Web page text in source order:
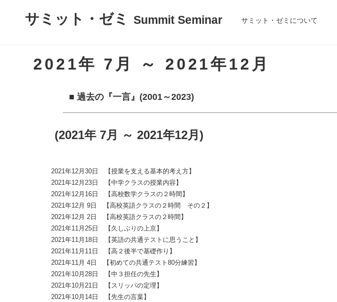
サミット・ゼミ Summit Seminar サミット・ゼミについて
2021年 7月 ～ 2021年12月
■ 過去の『一言』(2001～2023)
(2021年 7月 ～ 2021年12月)
2021年12月30日 【授業を支える基本的考え方】
2021年12月23日 【中学クラスの授業内容】
2021年12月16日 【高校数学クラスの２時間】
2021年12月 9日 【高校英語クラスの２時間 その２】
2021年12月 2日 【高校英語クラスの２時間】
2021年11月25日 【久しぶりの上京】
2021年11月18日 【英語の共通テストに思うこと】
2021年11月11日 【高２後半で基礎作り】
2021年11月 4日 【初めての共通テスト80分練習】
2021年10月28日 【中３担任の先生】
2021年10月21日 【スリッパの定理】
2021年10月14日 【先生の言葉】